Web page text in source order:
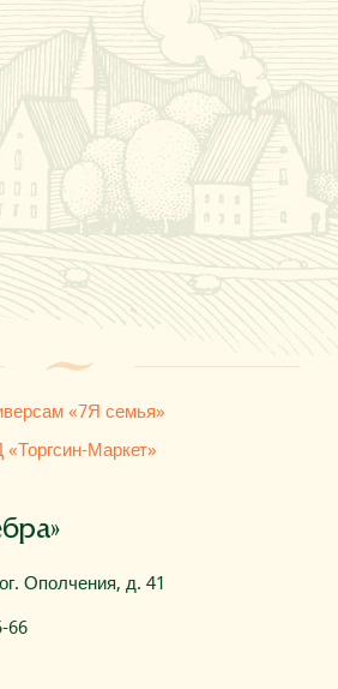
«7Я семья»
«Торгсин-Маркет»
Ополчения, д. 41
66